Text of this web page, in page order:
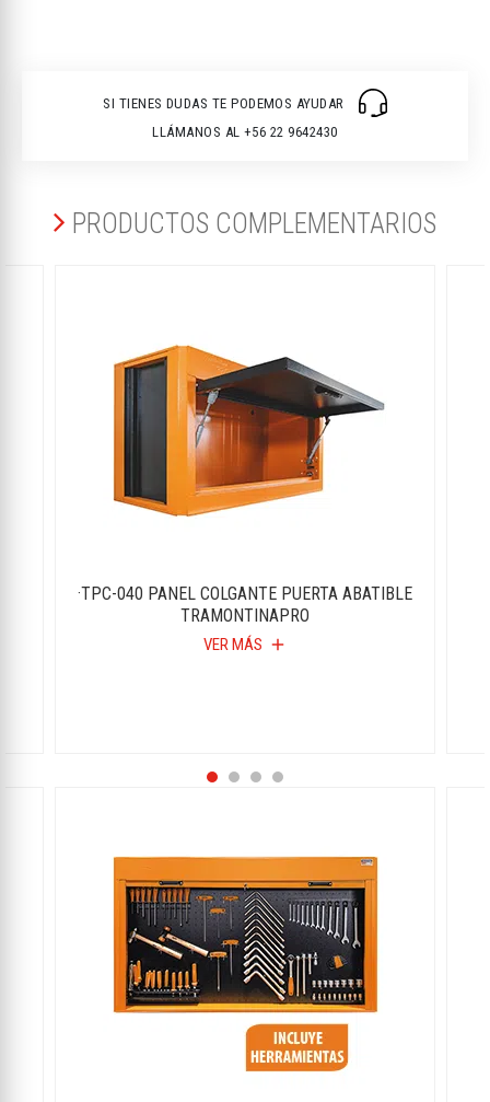
SI TIENES DUDAS TE PODEMOS AYUDAR
LLÁMANOS AL +56 22 9642430
PRODUCTOS COMPLEMENTARIOS
·TPC-040 PANEL COLGANTE PUERTA ABATIBLE
TRAMONTINAPRO
VER MÁS add